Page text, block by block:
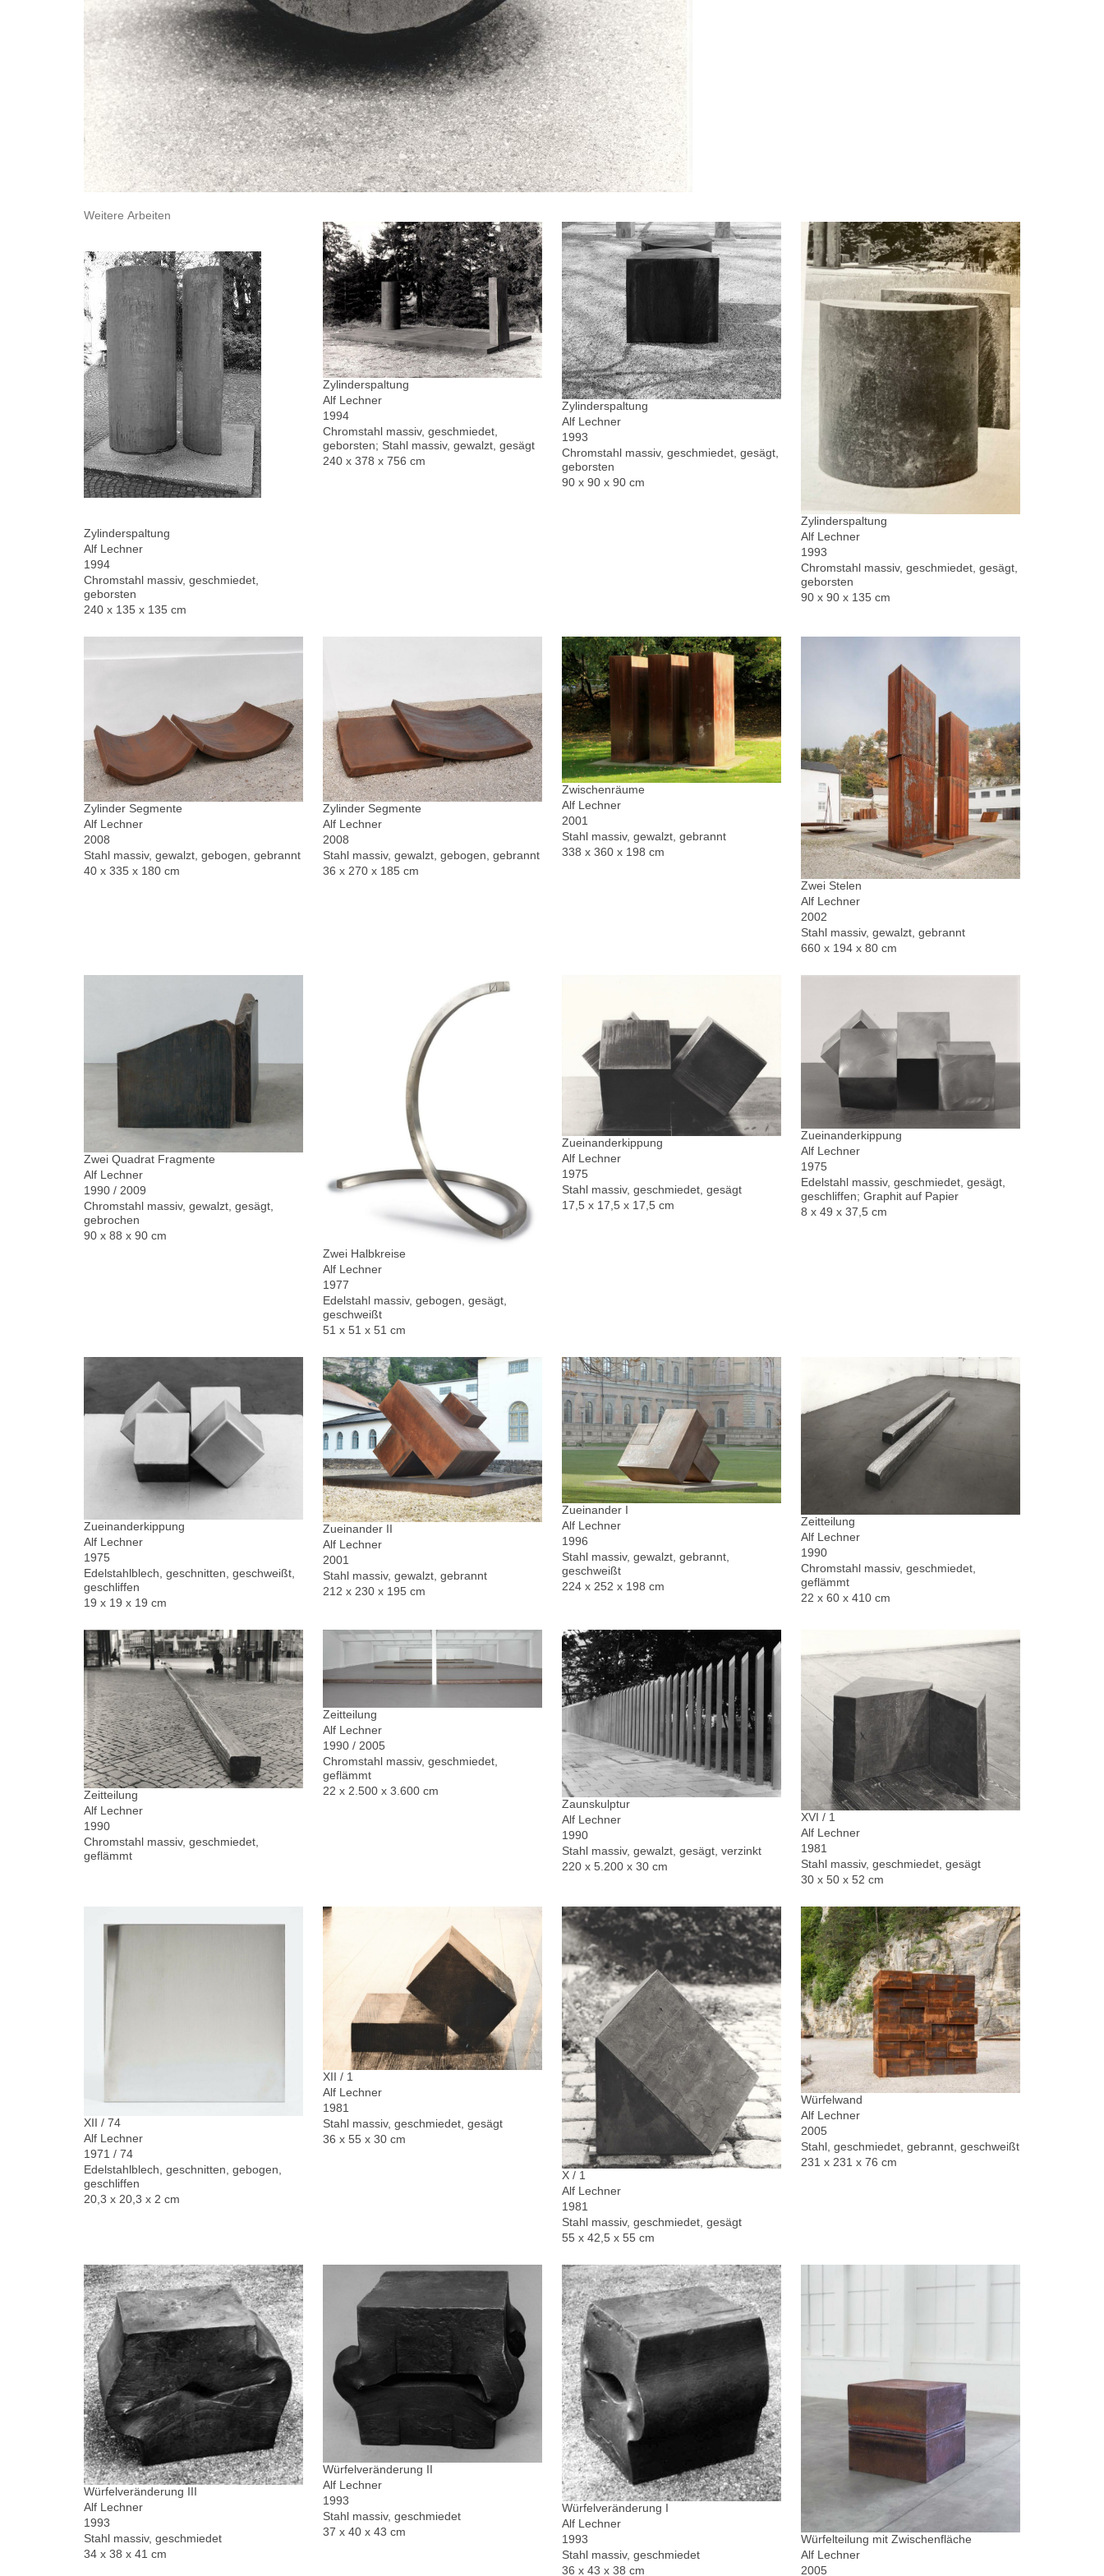
Weitere Arbeiten
Zylinderspaltung
Alf Lechner
1994
Chromstahl massiv, geschmiedet,
geborsten
240 x 135 x 135 cm
Zylinderspaltung
Alf Lechner
1994
Chromstahl massiv, geschmiedet,
geborsten; Stahl massiv, gewalzt, gesägt
240 x 378 x 756 cm
Zylinderspaltung
Alf Lechner
1993
Chromstahl massiv, geschmiedet, gesägt,
geborsten
90 x 90 x 90 cm
Zylinderspaltung
Alf Lechner
1993
Chromstahl massiv, geschmiedet, gesägt,
geborsten
90 x 90 x 135 cm
Zylinder Segmente
Alf Lechner
2008
Stahl massiv, gewalzt, gebogen, gebrannt
40 x 335 x 180 cm
Zylinder Segmente
Alf Lechner
2008
Stahl massiv, gewalzt, gebogen, gebrannt
36 x 270 x 185 cm
Zwischenräume
Alf Lechner
2001
Stahl massiv, gewalzt, gebrannt
338 x 360 x 198 cm
Zwei Stelen
Alf Lechner
2002
Stahl massiv, gewalzt, gebrannt
660 x 194 x 80 cm
Zwei Quadrat Fragmente
Alf Lechner
1990 / 2009
Chromstahl massiv, gewalzt, gesägt,
gebrochen
90 x 88 x 90 cm
Zwei Halbkreise
Alf Lechner
1977
Edelstahl massiv, gebogen, gesägt,
geschweißt
51 x 51 x 51 cm
Zueinanderkippung
Alf Lechner
1975
Stahl massiv, geschmiedet, gesägt
17,5 x 17,5 x 17,5 cm
Zueinanderkippung
Alf Lechner
1975
Edelstahl massiv, geschmiedet, gesägt,
geschliffen; Graphit auf Papier
8 x 49 x 37,5 cm
Zueinanderkippung
Alf Lechner
1975
Edelstahlblech, geschnitten, geschweißt,
geschliffen
19 x 19 x 19 cm
Zueinander II
Alf Lechner
2001
Stahl massiv, gewalzt, gebrannt
212 x 230 x 195 cm
Zueinander I
Alf Lechner
1996
Stahl massiv, gewalzt, gebrannt,
geschweißt
224 x 252 x 198 cm
Zeitteilung
Alf Lechner
1990
Chromstahl massiv, geschmiedet,
geflämmt
22 x 60 x 410 cm
Zeitteilung
Alf Lechner
1990
Chromstahl massiv, geschmiedet,
geflämmt
Zeitteilung
Alf Lechner
1990 / 2005
Chromstahl massiv, geschmiedet,
geflämmt
22 x 2.500 x 3.600 cm
Zaunskulptur
Alf Lechner
1990
Stahl massiv, gewalzt, gesägt, verzinkt
220 x 5.200 x 30 cm
XVI / 1
Alf Lechner
1981
Stahl massiv, geschmiedet, gesägt
30 x 50 x 52 cm
XII / 74
Alf Lechner
1971 / 74
Edelstahlblech, geschnitten, gebogen,
geschliffen
20,3 x 20,3 x 2 cm
XII / 1
Alf Lechner
1981
Stahl massiv, geschmiedet, gesägt
36 x 55 x 30 cm
X / 1
Alf Lechner
1981
Stahl massiv, geschmiedet, gesägt
55 x 42,5 x 55 cm
Würfelwand
Alf Lechner
2005
Stahl, geschmiedet, gebrannt, geschweißt
231 x 231 x 76 cm
Würfelveränderung III
Alf Lechner
1993
Stahl massiv, geschmiedet
34 x 38 x 41 cm
Würfelveränderung II
Alf Lechner
1993
Stahl massiv, geschmiedet
37 x 40 x 43 cm
Würfelveränderung I
Alf Lechner
1993
Stahl massiv, geschmiedet
36 x 43 x 38 cm
Würfelteilung mit Zwischenfläche
Alf Lechner
2005